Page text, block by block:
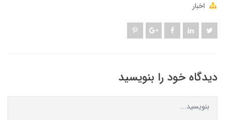
اخبار
دیدگاه خود را بنویسید